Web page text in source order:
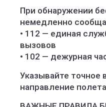
При обнаружении
немедленно
• 112 — единая
вызовов
• 102 — дежурная
Указывайте точное
направление